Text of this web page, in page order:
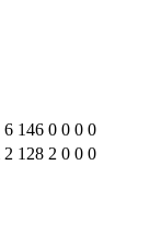
6 146 0 0 0 0
2 128 2 0 0 0